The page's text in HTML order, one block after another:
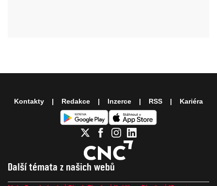
Další témata z našich webů
Kontakty Redakce Inzerce RSS Kariéra